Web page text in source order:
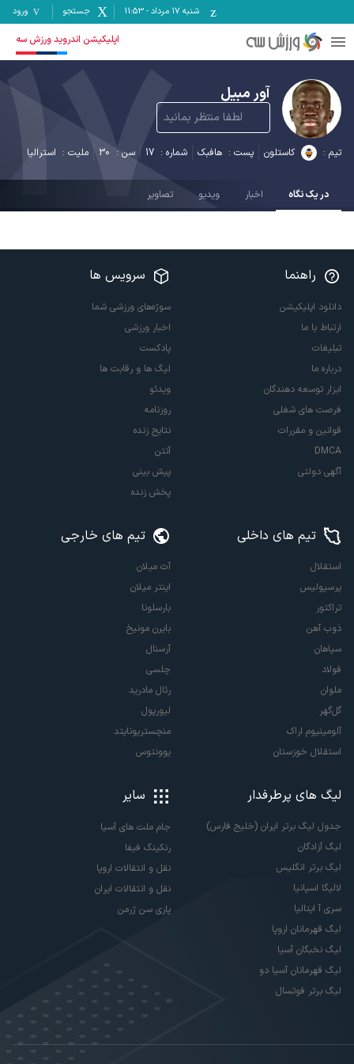
شنبه ۱۷ مرداد -
11:53 جستجو ورود
اپلیکیشن اندروید ورزش سه
آور مبیل
لطفا منتظر بمانید
تیم : کاستلون پست : هافبک شماره : 17 سن : 30 ملیت : استرالیا
17 در یک نگاه اخبار ویدیو تصاویر
راهنما
دانلود اپلیکیشن
ارتباط با ما
تبلیغات
درباره ما
ابزار توسعه دهندگان
فرصت های شغلی
قوانین و مقررات
DMCA
آگهی دولتی
سرویس ها
سوژه‌های ورزشی شما
اخبار ورزشی
پادکست
لیگ ها و رقابت ها
ویدئو
روزنامه
نتایج زنده
آنتن
پیش بینی
پخش زنده
تیم های داخلی
استقلال
پرسپولیس
تراکتور
ذوب آهن
سپاهان
فولاد
ملوان
گل‌گهر
آلومینیوم اراک
استقلال خوزستان
تیم های خارجی
آث میلان
اینتر میلان
بارسلونا
بایرن مونیخ
آرسنال
چلسی
رئال مادرید
لیورپول
منچستریونایتد
یوونتوس
لیگ های پرطرفدار
جدول لیگ برتر ایران (خلیج فارس)
لیگ آزادگان
لیگ برتر انگلیس
لالیگا اسپانیا
سری آ ایتالیا
لیگ قهرمانان اروپا
لیگ نخبگان آسیا
لیگ قهرمانان آسیا دو
لیگ برتر فوتسال
سایر
جام ملت های آسیا
رنکینگ فیفا
نقل و انتقالات اروپا
نقل و انتقالات ایران
پاری سن ژرمن